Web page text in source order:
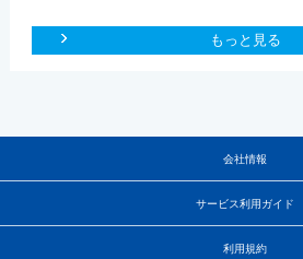
もっと見る
会社情報
サービス利用ガイド
利用規約